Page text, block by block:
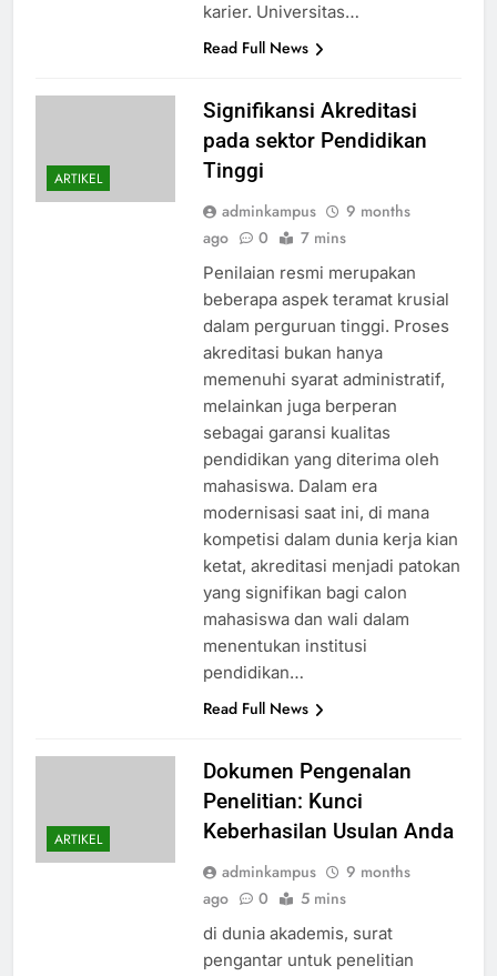
karier. Universitas…
Read Full News
ARTIKEL
Signifikansi Akreditasi
pada sektor Pendidikan
Tinggi
adminkampus
9 months
ago
0 7 mins
Penilaian resmi merupakan
beberapa aspek teramat krusial
dalam perguruan tinggi. Proses
akreditasi bukan hanya
memenuhi syarat administratif,
melainkan juga berperan
sebagai garansi kualitas
pendidikan yang diterima oleh
mahasiswa. Dalam era
modernisasi saat ini, di mana
kompetisi dalam dunia kerja kian
ketat, akreditasi menjadi patokan
yang signifikan bagi calon
mahasiswa dan wali dalam
menentukan institusi
pendidikan…
Read Full News
ARTIKEL
Dokumen Pengenalan
Penelitian: Kunci
Keberhasilan Usulan Anda
adminkampus
9 months
ago
0 5 mins
di dunia akademis, surat
pengantar untuk penelitian